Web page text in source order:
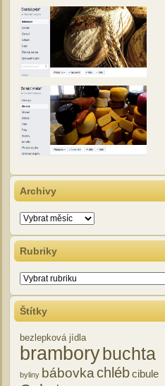
Archivy
Archivy
Rubriky
Rubriky
Štítky
bezlepková jídla
brambory buchta
byliny bábovkachlébcibule